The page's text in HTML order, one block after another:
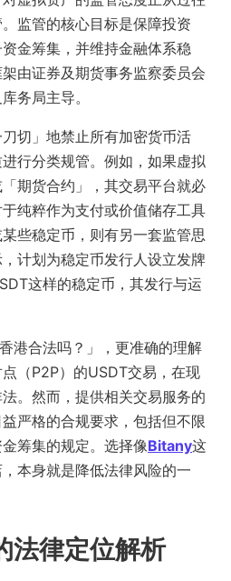
监管的核心目标是保障投资
金筹集，并维持金融体系稳
由证券及期货事务监察委员会
务局主导。
切」地禁止所有加密货币活
行分类规管。例如，如果虚拟
期货合约」，其交易平台就必
纯粹作为支付或价值储存工具
些稳定币，则有另一套监管思
计划为稳定币发行人设立发牌
这样的稳定​​币，其发行与运
港合法吗？」，更准确的理解
（P2P）的USDT交易，在现
。然而，提供相关交易服务的
严格的合规要求，包括但不限
筹集的规定。选择像Bitany这
本身就是降低法律风险的一
法律定位解析